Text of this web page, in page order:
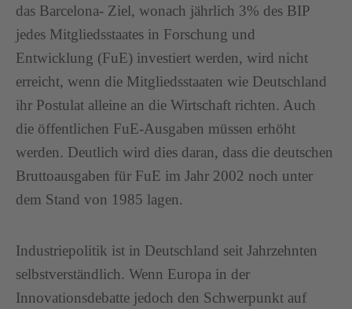
das Barcelona- Ziel, wonach jährlich 3% des BIP
jedes Mitgliedsstaates in Forschung und
Entwicklung (FuE) investiert werden, wird nicht
erreicht, wenn die Mitgliedsstaaten wie Deutschland
ihr Postulat alleine an die Wirtschaft richten. Auch
die öffentlichen FuE-Ausgaben müssen erhöht
werden. Deutlich wird dies daran, dass die deutschen
Bruttoausgaben für FuE im Jahr 2002 noch unter
dem Stand von 1985 lagen.
Industriepolitik ist in Deutschland seit Jahrzehnten
selbstverständlich. Wenn Europa in der
Innovationsdebatte jedoch den Schwerpunkt auf